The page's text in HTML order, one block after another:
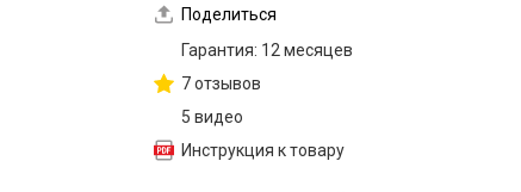
Поделиться
Гарантия: 12 месяцев
7 отзывов
5 видео
Инструкция к товару